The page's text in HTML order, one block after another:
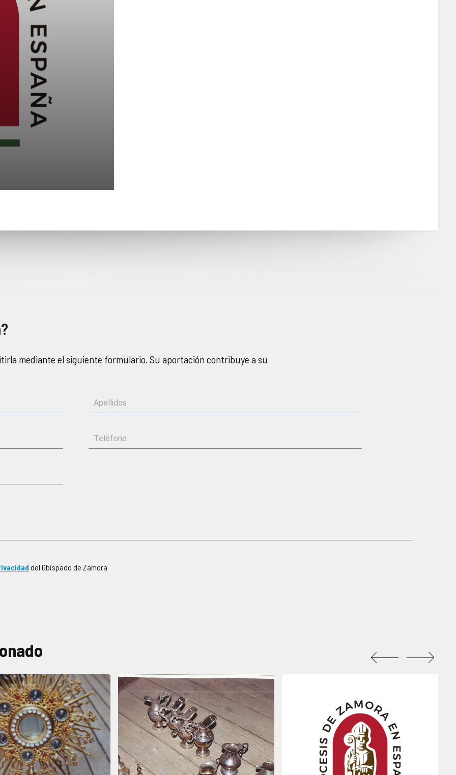
mediante el siguiente formulario. Su aportación contribuye a su
del Obispado de Zamora